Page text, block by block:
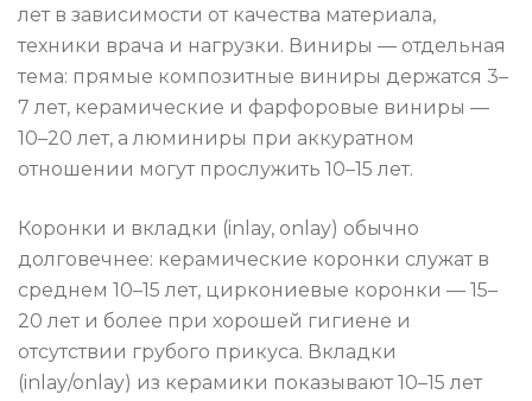
лет в зависимости от качества материала,
техники врача и нагрузки. Виниры — отдельная
тема: прямые композитные виниры держатся 3–
7 лет, керамические и фарфоровые виниры —
10–20 лет, а люминиры при аккуратном
отношении могут прослужить 10–15 лет.
Коронки и вкладки (inlay, onlay) обычно
долговечнее: керамические коронки служат в
среднем 10–15 лет, циркониевые коронки — 15–
20 лет и более при хорошей гигиене и
отсутствии грубого прикуса. Вкладки
(inlay/onlay) из керамики показывают 10–15 лет